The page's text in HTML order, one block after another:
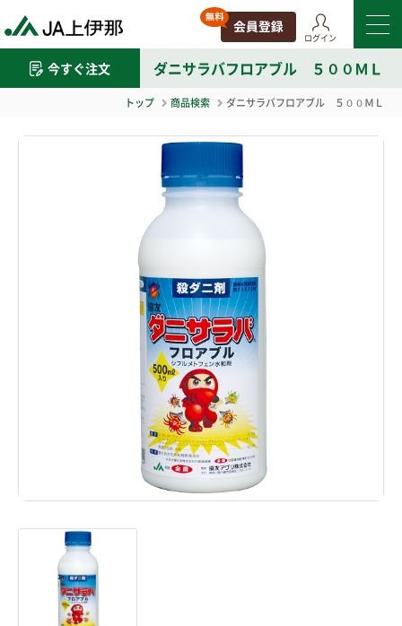
ログイン
今すぐ注文 ダニサラバフロアブル ５００ＭＬ
トップ 商品検索 ダニサラバフロアブル ５００ＭＬ